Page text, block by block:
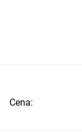
Cena: